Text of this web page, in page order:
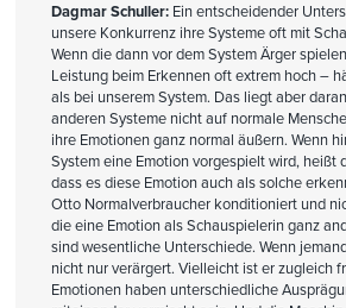
Dagmar Schuller:Ein entscheidender
unsere Konkurrenz ihre Systeme oft mit
Wenn die dann vor dem System Ärger
Leistung beim Erkennen oft extrem hoch –
als bei unserem System. Das liegt aber
anderen Systeme nicht auf normale
ihre Emotionen ganz normal äußern. Wenn
System eine Emotion vorgespielt wird, heißt
dass es diese Emotion auch als solche
Otto Normalverbraucher konditioniert und
die eine Emotion als Schauspielerin ganz
sind wesentliche Unterschiede. Wenn
nicht nur verärgert. Vielleicht ist er zugleich
Emotionen haben unterschiedliche